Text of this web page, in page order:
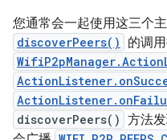
您通常会一起使用这三个
discoverPeers() 的调
discoverPeers() 方法